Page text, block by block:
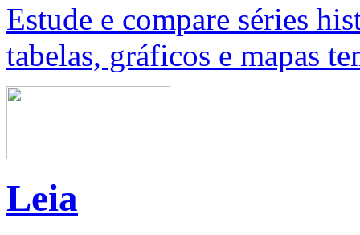
Estude e compare séries
tabelas, gráficos e mapas
Leia